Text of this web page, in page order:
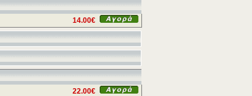
14.00€
22.00€